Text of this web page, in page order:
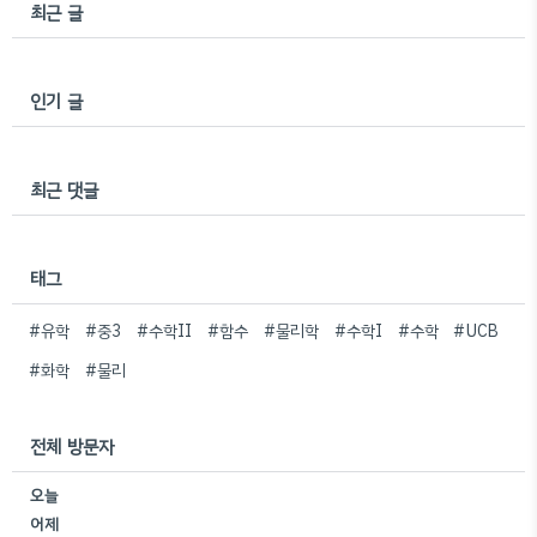
최근 글
인기 글
최근 댓글
태그
#유학 #중3 #수학II #함수 #물리학 #수학I #수학 #UCB
#화학
#물리
전체 방문자
오늘
어제